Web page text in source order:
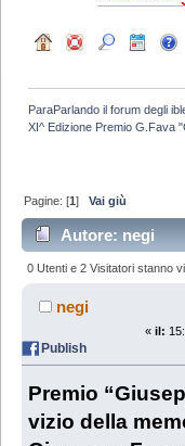
ParaParlando il forum degli
XI^ Edizione Premio G.Fava
Pagine: [1]Vai giù
Autore: negi
Premio G.Fava
gennaio 2018 (Letto
0 Utenti e 2 Visitatori stanno
negi
« il:
Publish
Premio
vizio della